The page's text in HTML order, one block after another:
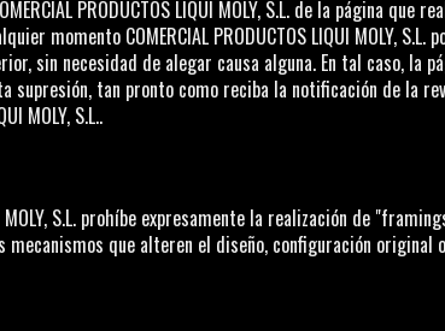
PRODUCTOS LIQUI MOLY, S.L.de la página que
momento COMERCIAL PRODUCTOS LIQUI MOLY, S.L.
sin necesidad de alegar causa alguna. En tal caso, la
supresión, tan pronto como reciba la notificación de la
MOLY, S.L..
S.L.prohíbe expresamente la realización de
que alteren el diseño, configuración original